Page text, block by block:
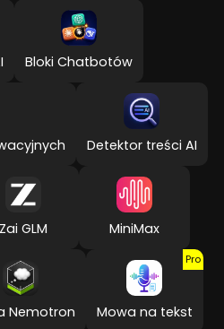
Bloki Chatbotów
Detektor treści AI
Zai GLM MiniMax
Nemotron Mowa na tekst
Pro